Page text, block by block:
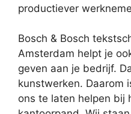
productiever
Bosch & Bosch
Amsterdam helpt je
geven aan je bedrijf.
kunstwerken. Daarom
ons te laten helpen bij